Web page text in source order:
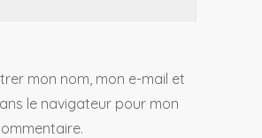
mon nom, mon e-mail et
le navigateur pour mon